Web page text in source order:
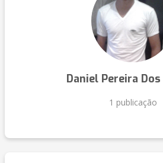
Daniel Pereira
1 publicação